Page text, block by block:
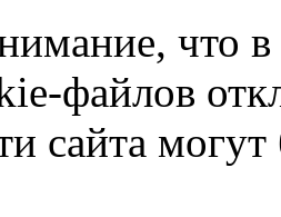
что в
файлов
сайта